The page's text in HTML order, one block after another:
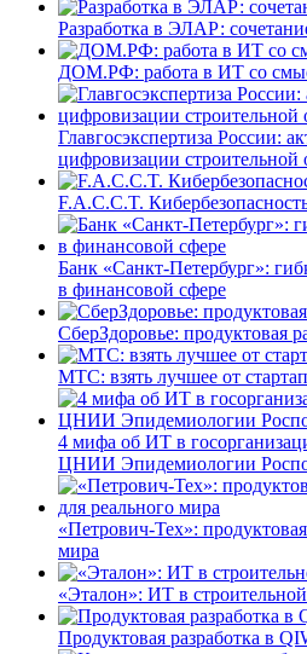
Разработка в ЭЛАР:
ДОМ.РФ: работа в ИТ со
Главгосэкспертиза России:
цифровизации строительной
F.A.C.C.T.
Банк «Санкт-Петербург»:
в финансовой сфере
СберЗдоровье: продуктовая
МТС: взять лучшее от
4 мифа об ИТ в
ЦНИИ Эпидемиологии
«Петрович-Тех»:
мира
«Эталон»: ИТ в
Продуктовая разработка в